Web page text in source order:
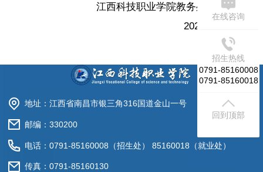
江西科技职业学院教务处（招生处）
2024年10月30日
地址：江西省南昌市银三角316国道金山一号
邮编：330200
电话：0791-85160008（招生处） 85160018（就业处）
传真：0791-85160130
在线咨询
招生热线
0791-85160008
0791-85160018
回到顶部